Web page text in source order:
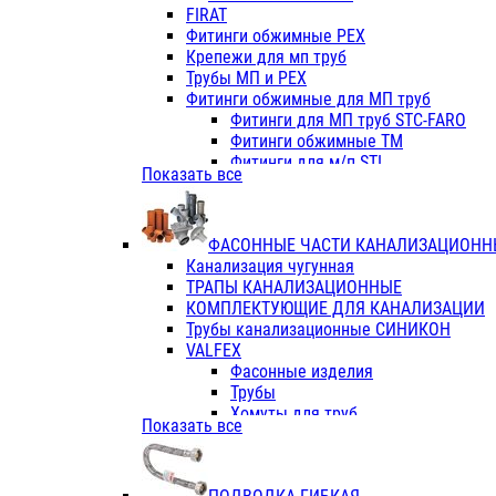
Фитинги ПП белые
Фитинги ПП белые
Фитинги ППс металл.белые
VALFEX
Трубы PE-RT
Трубы ПП водопровод белые
Трубы ПП водопровод серые
Трубы армированные
Трубы армированные
Фитинги с металл. серые
Фитинги ПП (серые)
Фитинги ПП белые
Краны
Фитинги ПП (белые)
Фитинги ПП с металлом белые
ПК КОНТУР
Краны полипропиленовые
Трубы полипропиленивые
FIRAT
Фитинги обжимные PEX
Крепежи для мп труб
Трубы МП и PEX
Фитинги обжимные для МП труб
Фитинги для МП труб STC-FARO
Фитинги обжимные ТМ
Фитинги для м/п STI
Фитинги для МП труб TITAN
TK
VALFEX
Показать все
ФАСОННЫЕ ЧАСТИ
Канализация чугунная
ТРАПЫ КАНАЛИЗАЦИОННЫЕ
КОМПЛЕКТУЮЩИЕ ДЛЯ КАНАЛИЗАЦИИ
Трубы канализационные СИНИКОН
VALFEX
Фасонные изделия
Трубы
Хомуты для труб
ПВХ (стройполимер)
Показать все